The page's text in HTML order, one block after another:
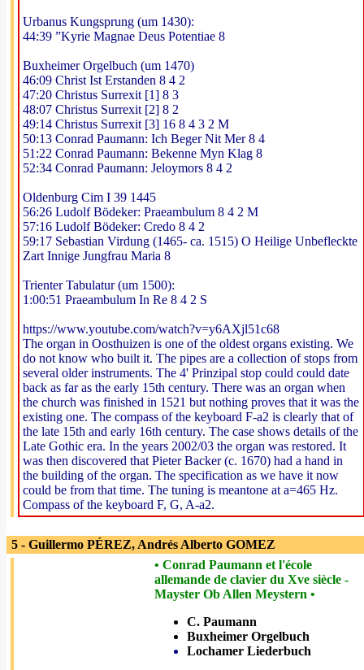
Urbanus Kungsprung (um 1430):
44:39 ”Kyrie Magnae Deus Potentiae 8
Buxheimer Orgelbuch (um 1470)
46:09 Christ Ist Erstanden 8 4 2
47:20 Christus Surrexit [1] 8 3
48:07 Christus Surrexit [2] 8 2
49:14 Christus Surrexit [3] 16 8 4 3 2 M
50:13 Conrad Paumann: Ich Beger Nit Mer 8 4
51:22 Conrad Paumann: Bekenne Myn Klag 8
52:34 Conrad Paumann: Jeloymors 8 4 2
Oldenburg Cim I 39 1445
56:26 Ludolf Bödeker: Praeambulum 8 4 2 M
57:16 Ludolf Bödeker: Credo 8 4 2
59:17 Sebastian Virdung (1465- ca. 1515) O Heilige Unbefleckte
Zart Innige Jungfrau Maria 8
Trienter Tabulatur (um 1500):
1:00:51 Praeambulum In Re 8 4 2 S
https://www.youtube.com/watch?v=y6AXjl51c68
The organ in Oosthuizen is one of the oldest organs existing. We
do not know who built it. The pipes are a collection of stops from
several older instruments. The 4' Prinzipal stop could could date
back as far as the early 15th century. There was an organ when
the church was finished in 1521 but nothing proves that it was the
existing one. The compass of the keyboard F-a2 is clearly that of
the late 15th and early 16th century. The case shows details of the
Late Gothic era. In the years 2002/03 the organ was restored. It
was then discovered that Pieter Backer (c. 1670) had a hand in
the building of the organ. The specification as we have it now
could be from that time. The tuning is meantone at a=465 Hz.
Compass of the keyboard F, G, A-a2.
5 - Guillermo PÉREZ, Andrés Alberto GOMEZ
• Conrad Paumann et l'école
allemande de clavier du Xve siècle -
Mayster Ob Allen Meystern •
C. Paumann
Buxheimer Orgelbuch
Lochamer Liederbuch